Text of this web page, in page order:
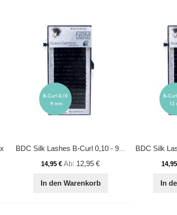
BDC Silk Lashes B-Curl 0,10 - 9 mm
14,95 € Ab 12,95 €
In den Warenkorb In